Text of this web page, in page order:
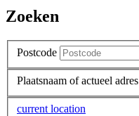
Zoeken
Postcode
Plaatsnaam of actueel adres
current location